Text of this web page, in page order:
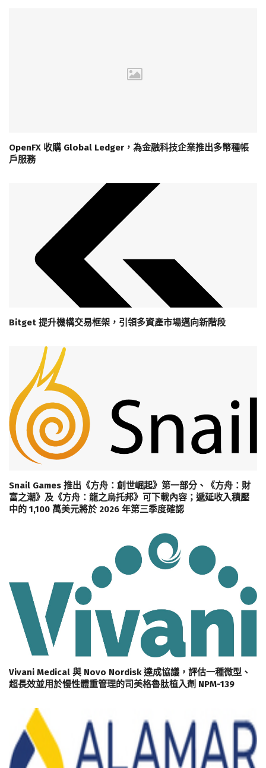
OpenFX 收購 Global Ledger，為金融科技企業推出多幣種帳
戶服務
Bitget 提升機構交易框架，引領多資產市場邁向新階段
Snail Games 推出《方舟：創世崛起》第一部分、《方舟：財
富之潮》及《方舟：龍之烏托邦》可下載內容；遞延收入積壓
中的 1,100 萬美元將於 2026 年第三季度確認
Vivani Medical 與 Novo Nordisk 達成協議，評估一種微型、
超長效並用於慢性體重管理的司美格魯肽植入劑 NPM-139